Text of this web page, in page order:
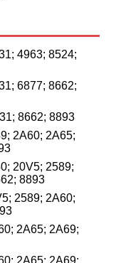
4963; 8524;
6877; 8662;
8662; 8893
2A60; 2A65;
20V5; 2589;
8893
2589; 2A60;
2A65; 2A69;
2A65; 2A69;